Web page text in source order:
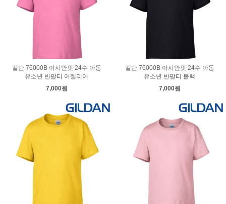
길단 76000B 아시안핏 24수 아동
유소년 반팔티 어젤리어
7,000원
길단 76000B 아시안핏 24수 아동
유소년 반팔티 블랙
7,000원